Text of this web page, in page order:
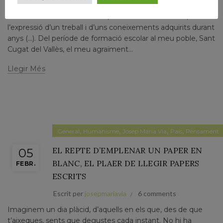
l’expressió d’un treball i d’uns coneixements adquirits durant
anys (...). Del període de formació escolar al meu poble, Sant
Cugat del Vallès, el meu agraïment...
Llegir Més
05
FEBR.
General, Humanisme, Josep Maria Via, País, Pensament
EL REPTE D’EMPLENAR UN PAPER EN
BLANC, EL PLAER DE LLEGIR PAPERS
ESCRITS
Escrit per josepmariavia 6 comments
Imaginem un dia plàcid, d’aquells en els que, des de que
t’aixeques, sents que degustes cada instant. No hi ha